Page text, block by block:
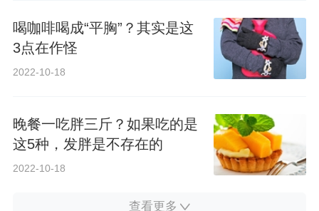
喝咖啡喝成“平胸”？其实是这
3点在作怪
2022-10-18
晚餐一吃胖三斤？如果吃的是
这5种，发胖是不存在的
2022-10-18
查看更多